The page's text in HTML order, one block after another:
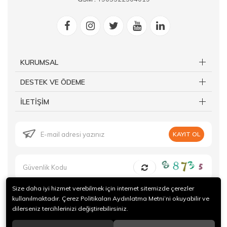
KURUMSAL
DESTEK VE ÖDEME
İLETİŞİM
KAYIT OL
© 2019 Forte Gurme Tüm hakları saklıdır.
Size daha iyi hizmet verebilmek için internet sitemizde çerezler
kullanılmaktadır. Çerez Politikaları Aydınlatma Metni’ni okuyabilir ve
dilerseniz tercihlerinizi değiştirebilirsiniz.